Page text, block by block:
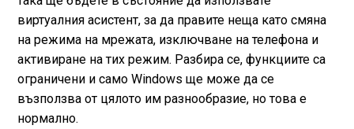
виртуалния асистент, за да правите неща като смяна
на режима на мрежата, изключване на телефона и
активиране на тих режим. Разбира се, функциите са
ограничени и само Windows ще може да се
възползва от цялото им разнообразие, но това е
нормално.